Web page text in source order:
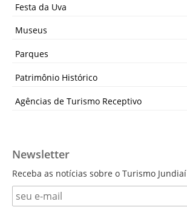
Festa da Uva
Museus
Parques
Patrimônio Histórico
Agências de Turismo Receptivo
Newsletter
Receba as notícias sobre o Turismo